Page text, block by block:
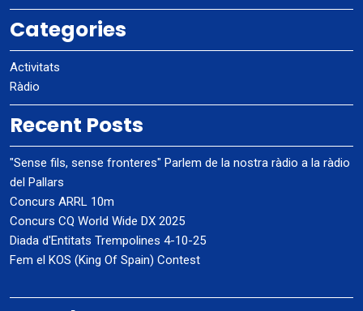
Categories
Activitats
Ràdio
Recent Posts
"Sense fils, sense fronteres" Parlem de la nostra ràdio a la ràdio
del Pallars
Concurs ARRL 10m
Concurs CQ World Wide DX 2025
Diada d'Entitats Trempolines 4-10-25
Fem el KOS (King Of Spain) Contest